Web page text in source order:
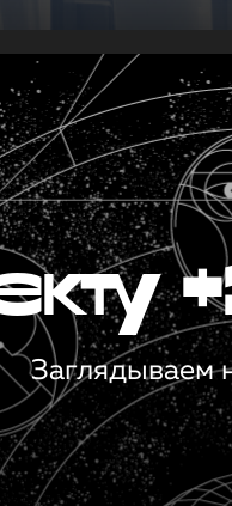
Заглядываем